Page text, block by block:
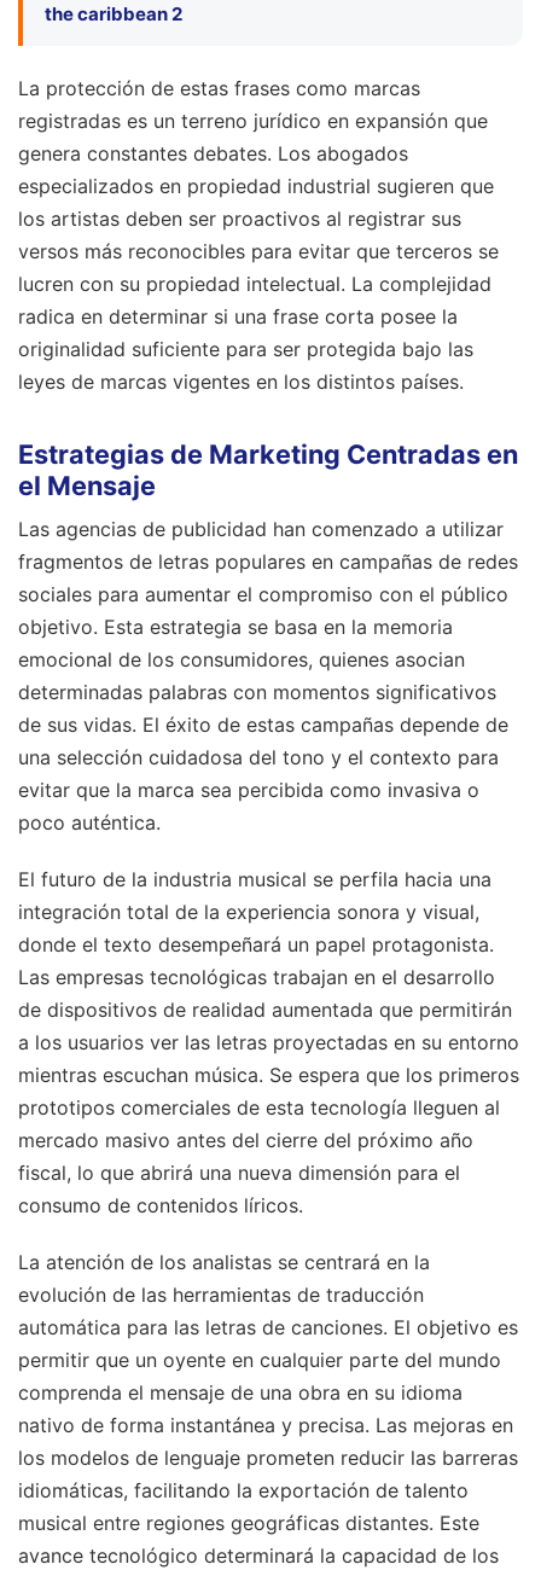
the caribbean 2
La protección de estas frases como marcas
registradas es un terreno jurídico en expansión que
genera constantes debates. Los abogados
especializados en propiedad industrial sugieren que
los artistas deben ser proactivos al registrar sus
versos más reconocibles para evitar que terceros se
lucren con su propiedad intelectual. La complejidad
radica en determinar si una frase corta posee la
originalidad suficiente para ser protegida bajo las
leyes de marcas vigentes en los distintos países.
Estrategias de Marketing Centradas en
el Mensaje
Las agencias de publicidad han comenzado a utilizar
fragmentos de letras populares en campañas de redes
sociales para aumentar el compromiso con el público
objetivo. Esta estrategia se basa en la memoria
emocional de los consumidores, quienes asocian
determinadas palabras con momentos significativos
de sus vidas. El éxito de estas campañas depende de
una selección cuidadosa del tono y el contexto para
evitar que la marca sea percibida como invasiva o
poco auténtica.
El futuro de la industria musical se perfila hacia una
integración total de la experiencia sonora y visual,
donde el texto desempeñará un papel protagonista.
Las empresas tecnológicas trabajan en el desarrollo
de dispositivos de realidad aumentada que permitirán
a los usuarios ver las letras proyectadas en su entorno
mientras escuchan música. Se espera que los primeros
prototipos comerciales de esta tecnología lleguen al
mercado masivo antes del cierre del próximo año
fiscal, lo que abrirá una nueva dimensión para el
consumo de contenidos líricos.
La atención de los analistas se centrará en la
evolución de las herramientas de traducción
automática para las letras de canciones. El objetivo es
permitir que un oyente en cualquier parte del mundo
comprenda el mensaje de una obra en su idioma
nativo de forma instantánea y precisa. Las mejoras en
los modelos de lenguaje prometen reducir las barreras
idiomáticas, facilitando la exportación de talento
musical entre regiones geográficas distantes. Este
avance tecnológico determinará la capacidad de los